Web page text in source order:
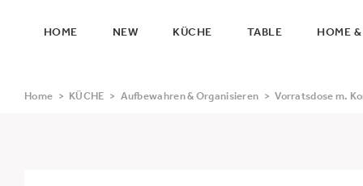
HOME NEW KÜCHE TABLE HOME
Home > KÜCHE > Aufbewahren & Organisieren > Vorratsdose m.